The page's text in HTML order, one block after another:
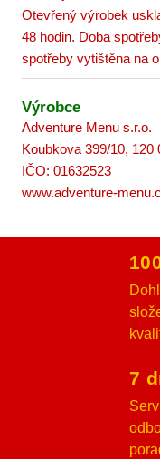
Otevřený výrobek
48 hodin. Doba
spotřeby vytištěna na
Výrobce
Adventure Menu s.r.o.
Koubkova 399/10, 120
IČO: 01632523
www.adventure-
7